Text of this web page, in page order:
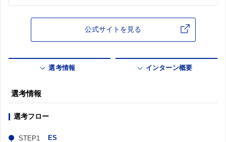
公式サイトを見る
選考情報 インターン概要
選考情報
選考フロー
ES